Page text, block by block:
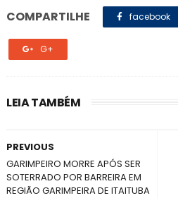
COMPARTILHE facebook
G+
LEIA TAMBÉM
PREVIOUS
GARIMPEIRO MORRE APÓS SER
SOTERRADO POR BARREIRA EM
REGIÃO GARIMPEIRA DE ITAITUBA